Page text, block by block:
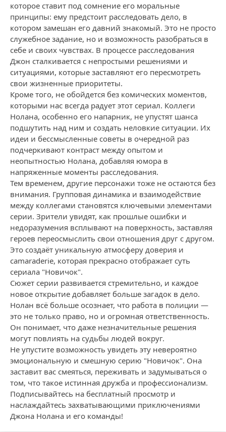
которое ставит под сомнение его моральные
принципы: ему предстоит расследовать дело, в
котором замешан его давний знакомый. Это не просто
служебное задание, но и возможность разобраться в
себе и своих чувствах. В процессе расследования
Джон сталкивается с непростыми решениями и
ситуациями, которые заставляют его пересмотреть
свои жизненные приоритеты.
Кроме того, не обойдется без комических моментов,
которыми нас всегда радует этот сериал. Коллеги
Нолана, особенно его напарник, не упустят шанса
подшутить над ним и создать неловкие ситуации. Их
идеи и бессмысленные советы в очередной раз
подчеркивают контраст между опытом и
неопытностью Нолана, добавляя юмора в
напряженные моменты расследования.
Тем временем, другие персонажи тоже не остаются без
внимания. Групповая динамика и взаимодействие
между коллегами становятся ключевыми элементами
серии. Зрители увидят, как прошлые ошибки и
недоразумения всплывают на поверхность, заставляя
героев переосмыслить свои отношения друг с другом.
Это создаёт уникальную атмосферу доверия и
camaraderie, которая прекрасно отображает суть
сериала "Новичок".
Сюжет серии развивается стремительно, и каждое
новое открытие добавляет больше загадок в дело.
Нолан всё больше осознает, что работа в полиции —
это не только право, но и огромная ответственность.
Он понимает, что даже незначительные решения
могут повлиять на судьбы людей вокруг.
Не упустите возможность увидеть эту невероятно
эмоциональную и смешную серию "Новичок". Она
заставит вас смеяться, переживать и задумываться о
том, что такое истинная дружба и профессионализм.
Подписывайтесь на бесплатный просмотр и
наслаждайтесь захватывающими приключениями
Джона Нолана и его команды!